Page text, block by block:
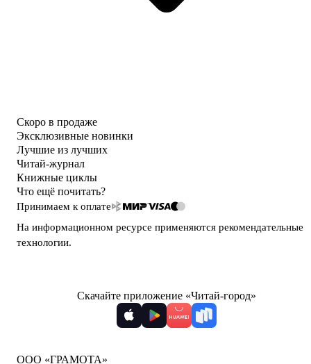
Скоро в продаже
Эксклюзивные новинки
Лучшие из лучших
Читай-журнал
Книжные циклы
Что ещё почитать?
Принимаем к оплате
На информационном ресурсе применяются рекомендательные
технологии.
Скачайте приложение «Читай-город»
ООО «ГРАМОТА»